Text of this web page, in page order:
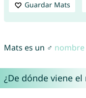
Guardar Mats
Mats es un ♂
¿De dónde viene